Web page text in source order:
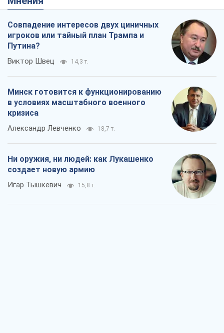
Совпадение интересов двух циничных
игроков или тайный план Трампа и
Путина?
Виктор Швец 14,3 т.
Минск готовится к функционированию
в условиях масштабного военного
кризиса
Александр Левченко 18,7 т.
Ни оружия, ни людей: как Лукашенко
создает новую армию
Игар Тышкевич 15,8 т.